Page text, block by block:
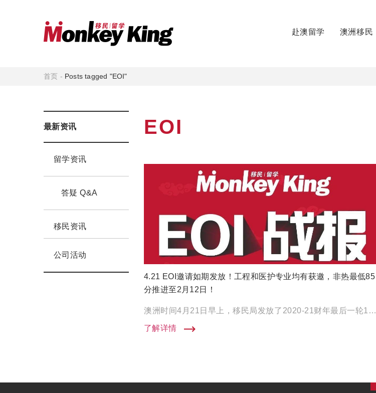
赴澳留学 澳洲移民
首页 - Posts tagged "EOI"
最新资讯
留学资讯
答疑 Q&A
移民资讯
公司活动
EOI
4.21 EOI邀请如期发放！工程和医护专业均有获邀，非热最低85
分推进至2月12日！
澳洲时间4月21日早上，移民局发放了2020-21财年最后一轮189 EOI邀请！而且令人感动的是这次是如期发 […]
了解详情